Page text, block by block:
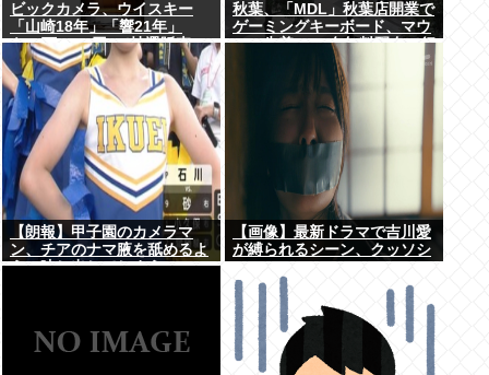
ビックカメラ、ウイスキー
「山崎18年」「響21年」
を”6万7100円”で抽選販売
秋葉、「MDL」秋葉店開業で
ゲーミングキーボード、マウ
ス、先着1000名無料配布で行
列。まだいけるぞ急げ!!
【朗報】甲子園のカメラマ
ン、チアのナマ腋を舐めるよ
うに映し出してしまう
【画像】最新ドラマで吉川愛
が縛られるシーン、クッソシ